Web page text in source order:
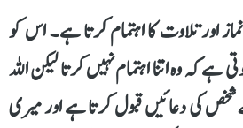
اور تلاوت کا اہتمام کرتا ہے۔ اس کو
وہ اتنا اہتمام نہیں کرتا لیکن اللہ
کی دعائیں قبول کرتا ہے اور میری